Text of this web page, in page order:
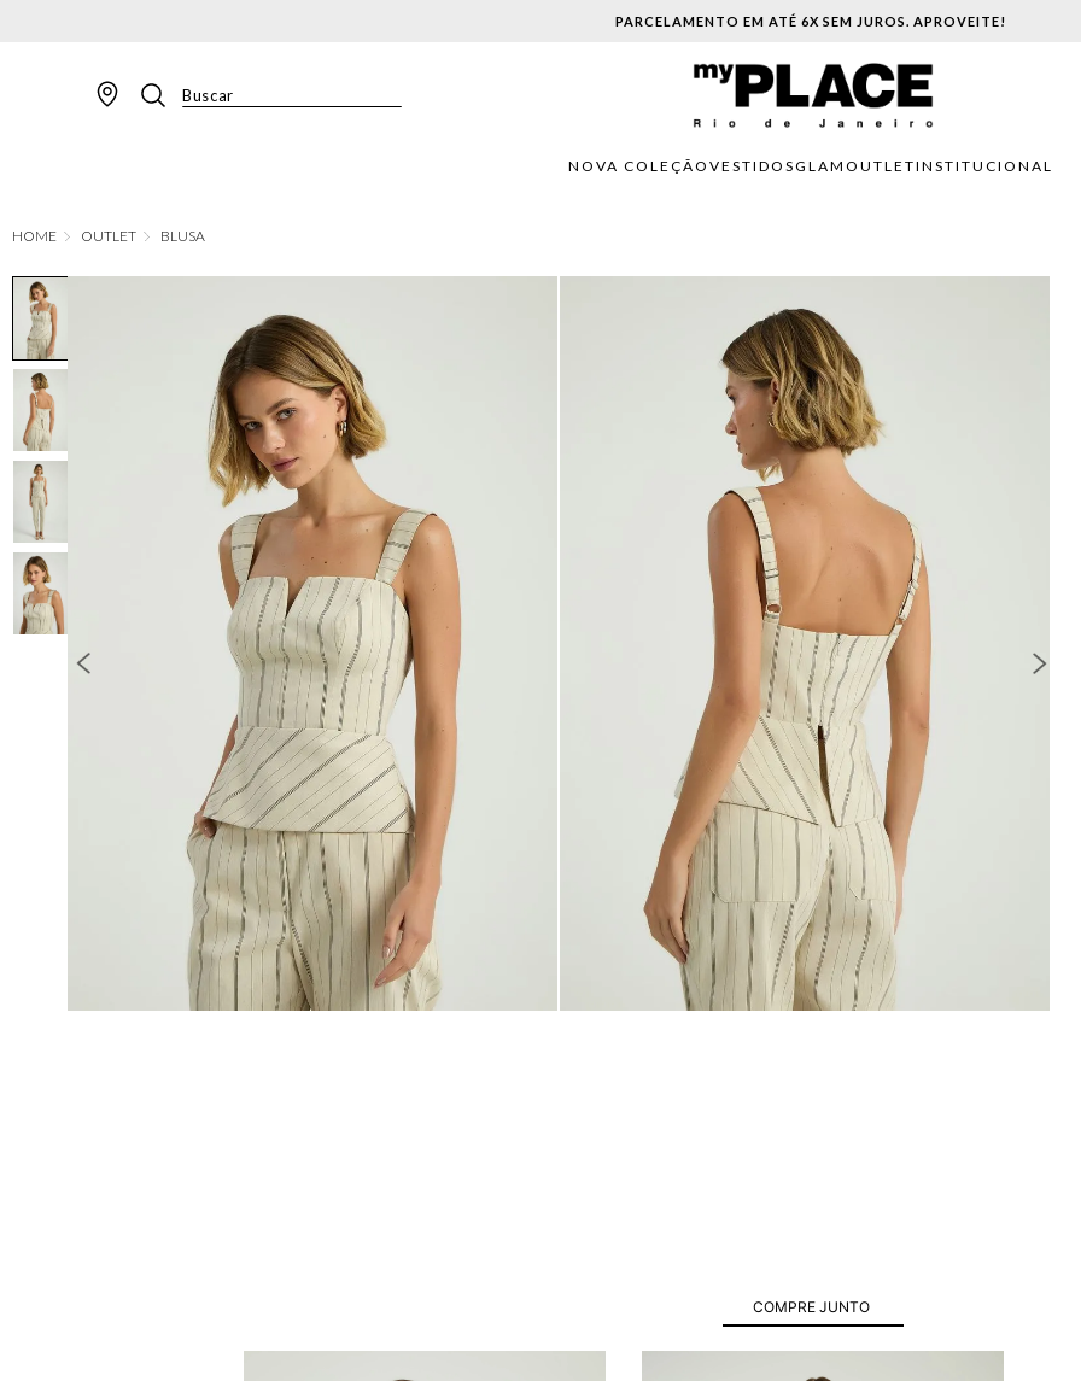
PARCELAMENTO EM ATÉ 6X SEM JUROS. APROVEITE!
Buscar
VESTIDOS
JAQUETA
CALÇA JEANS
SHORT
COLETE
NOVA COLEÇÃO VESTIDOSGLAM OUTLETINSTITUCIONAL
OUTLET BLUSA
COMPRE JUNTO